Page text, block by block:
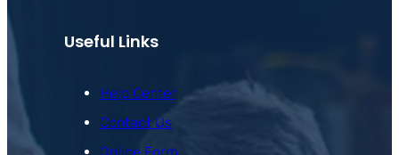
Useful Links
Help Center
Contact Us